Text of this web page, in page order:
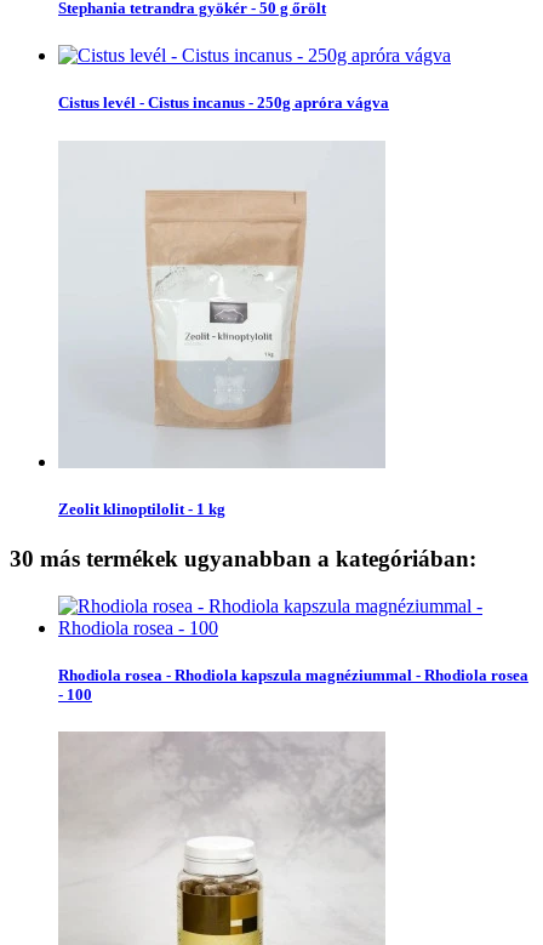
Stephania tetrandra gyökér - 50 g őrölt
Cistus levél - Cistus incanus - 250g apróra vágva
Zeolit klinoptilolit - 1 kg
30 más termékek ugyanabban a kategóriában:
Rhodiola rosea - Rhodiola kapszula magnéziummal - Rhodiola rosea
- 100